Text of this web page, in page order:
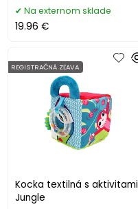
Na externom sklade
19.96 €
Kocka textilná s aktivitami
Jungle
REGISTRAČNÁ ZĽAVA